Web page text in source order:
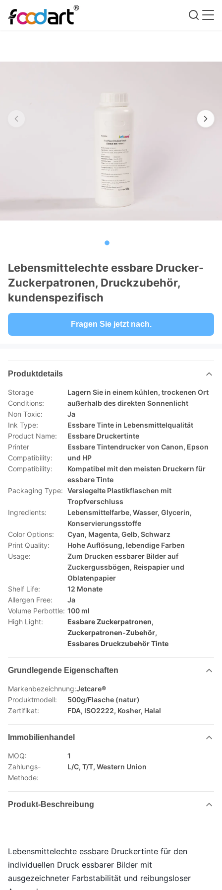
Lebensmittelechte essbare Drucker-
Zuckerpatronen, Druckzubehör,
kundenspezifisch
Fragen Sie jetzt nach.
Produktdetails
Storage
Conditions:
Lagern Sie in einem kühlen, trockenen Ort
außerhalb des direkten Sonnenlicht
Non Toxic:
Ja
Ink Type:
Essbare Tinte in Lebensmittelqualität
Product Name:
Essbare Druckertinte
Printer
Compatibility:
Essbare Tintendrucker von Canon, Epson
und HP
Compatibility:
Kompatibel mit den meisten Druckern für
essbare Tinte
Packaging Type: Versiegelte Plastikflaschen mit
Tropfverschluss
Ingredients:
Lebensmittelfarbe, Wasser, Glycerin,
Konservierungsstoffe
Color Options:
Cyan, Magenta, Gelb, Schwarz
Print Quality:
Hohe Auflösung, lebendige Farben
Usage:
Zum Drucken essbarer Bilder auf
Zuckergussbögen, Reispapier und
Oblatenpapier
Shelf Life:
12 Monate
Allergen Free:
Ja
Volume Perbottle: 100 ml
High Light:
Essbare Zuckerpatronen,
Zuckerpatronen-Zubehör,
Essbares Druckzubehör Tinte
Grundlegende Eigenschaften
Markenbezeichnung:Jetcare®
Produktmodell:
500g/Flasche (natur)
Zertifikat:
FDA, ISO2222, Kosher, Halal
Immobilienhandel
MOQ:
1
Zahlungs-
Methode:
L/C, T/T, Western Union
Produkt-Beschreibung
Lebensmittelechte essbare Druckertinte für den
individuellen Druck essbarer Bilder mit
ausgezeichneter Farbstabilität und reibungsloser